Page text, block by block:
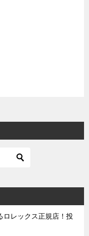
ロレックス正規店！投